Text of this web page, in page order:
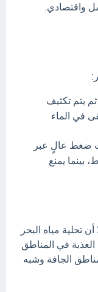
واقتصادي.
ثم يتم تكثيف
في الماء
ضغط عالٍ عبر
بينما يمنع
تحلية مياه البحر
العذبة في المناطق
الجافة وشبه